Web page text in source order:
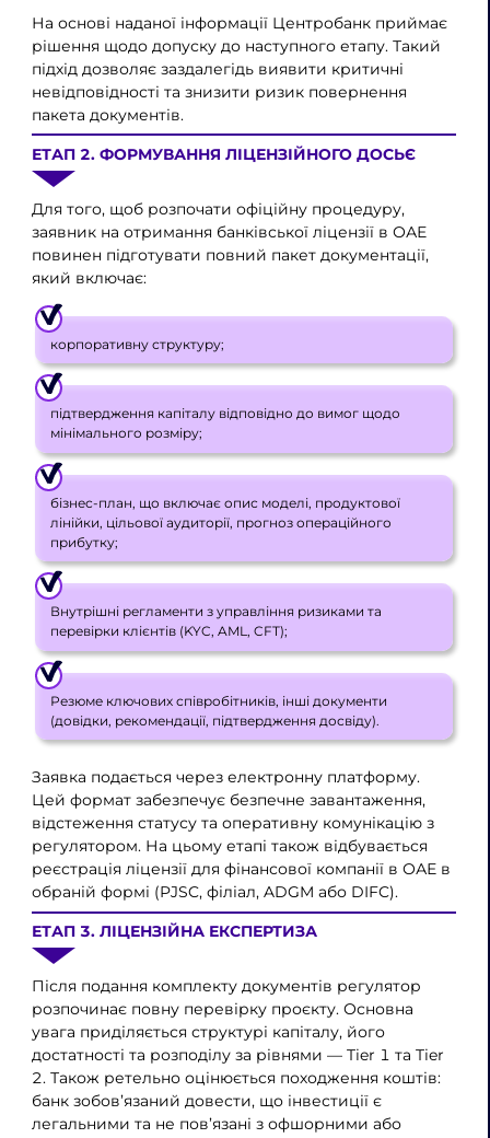
На основі наданої інформації Центробанк приймає
рішення щодо допуску до наступного етапу. Такий
підхід дозволяє заздалегідь виявити критичні
невідповідності та знизити ризик повернення
пакета документів.
ЕТАП 2. ФОРМУВАННЯ ЛІЦЕНЗІЙНОГО ДОСЬЄ
Для того, щоб розпочати офіційну процедуру,
заявник на отримання банківської ліцензії в ОАЕ
повинен підготувати повний пакет документації,
який включає:
корпоративну структуру;
підтвердження капіталу відповідно до вимог щодо
мінімального розміру;
бізнес-план, що включає опис моделі, продуктової
лінійки, цільової аудиторії, прогноз операційного
прибутку;
Внутрішні регламенти з управління ризиками та
перевірки клієнтів (KYC, AML, CFT);
Резюме ключових співробітників, інші документи
(довідки, рекомендації, підтвердження досвіду).
Заявка подається через електронну платформу.
Цей формат забезпечує безпечне завантаження,
відстеження статусу та оперативну комунікацію з
регулятором. На цьому етапі також відбувається
реєстрація ліцензії для фінансової компанії в ОАЕ в
обраній формі (PJSC, філіал, ADGM або DIFC).
ЕТАП 3. ЛІЦЕНЗІЙНА ЕКСПЕРТИЗА
Після подання комплекту документів регулятор
розпочинає повну перевірку проєкту. Основна
увага приділяється структурі капіталу, його
достатності та розподілу за рівнями — Tier 1 та Tier
2. Також ретельно оцінюється походження коштів:
банк зобов’язаний довести, що інвестиції є
легальними та не пов’язані з офшорними або